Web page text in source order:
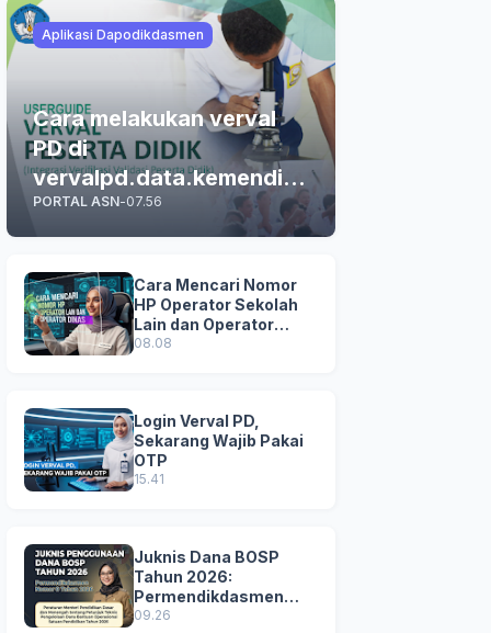
Aplikasi Dapodikdasmen
Cara melakukan verval
PD di
vervalpd.data.kemendikd
asmen.go.id
PORTAL ASN-07.56
Cara Mencari Nomor
HP Operator Sekolah
Lain dan Operator
Dinas di SDM Data
08.08
Login Verval PD,
Sekarang Wajib Pakai
OTP
15.41
Juknis Dana BOSP
Tahun 2026:
Permendikdasmen
Nomor 8 Tahun 2026
09.26